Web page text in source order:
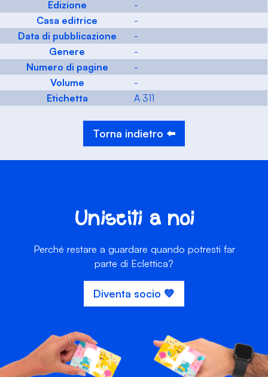
Edizione
-
Casa editrice
-
Data di pubblicazione
-
Genere
-
Numero di pagine
-
Volume
-
Etichetta
A 311
Torna indietro ⬅️
Unisciti a noi
Perché restare a guardare quando potresti far
parte di Eclettica?
Diventa socio 💙